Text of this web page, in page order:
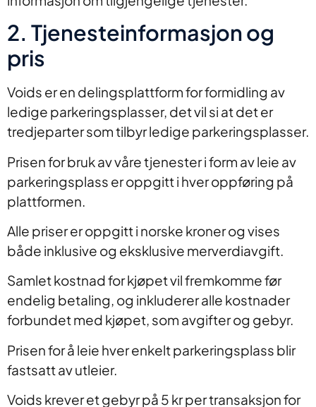
2. Tjenesteinformasjon og
pris
Voids er en delingsplattform for formidling av
ledige parkeringsplasser, det vil si at det er
tredjeparter som tilbyr ledige parkeringsplasser.
Prisen for bruk av våre tjenester i form av leie av
parkeringsplass er oppgitt i hver oppføring på
plattformen.
Alle priser er oppgitt i norske kroner og vises
både inklusive og eksklusive merverdiavgift.
Samlet kostnad for kjøpet vil fremkomme før
endelig betaling, og inkluderer alle kostnader
forbundet med kjøpet, som avgifter og gebyr.
Prisen for å leie hver enkelt parkeringsplass blir
fastsatt av utleier.
Voids krever et gebyr på 5 kr per transaksjon for